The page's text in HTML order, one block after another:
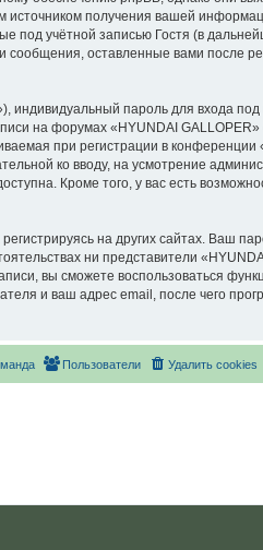
источником получения вашей
под учётной записью Гостя (в
оставленные вами после
индивидуальный пароль для входа
на форумах «HYUNDAI GALLOPER»
при регистрации в конференции
ко вводу, на усмотрение
Кроме того, у вас есть
на других сайтах. Ваш
ни представители
вы сможете воспользоваться
и ваш адрес email, после чего
Удалить cookies
Пользователи